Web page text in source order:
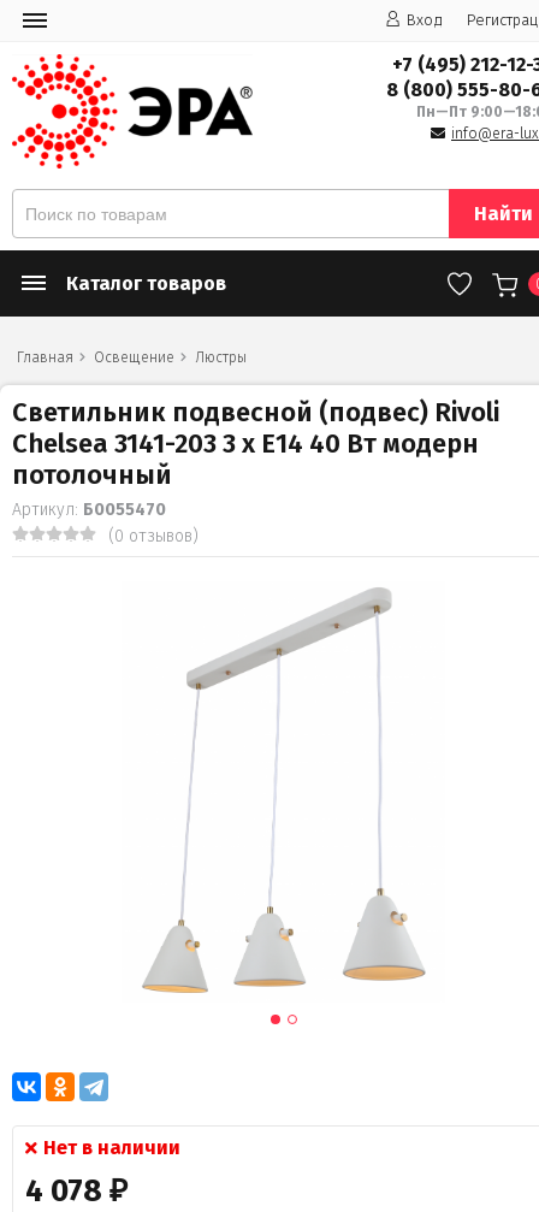
Вход
+7 (495) 212-12-
8 (800) 555-80-
Пн—Пт
info@era-
Найти
Каталог товаров
Главная Освещение Люстры
Светильник подвесной (подвес) Rivoli
Chelsea 3141-203 3 х Е14 40 Вт модерн
потолочный
Артикул: Б0055470
(0 отзывов)
Нет в наличии
4 078 ₽